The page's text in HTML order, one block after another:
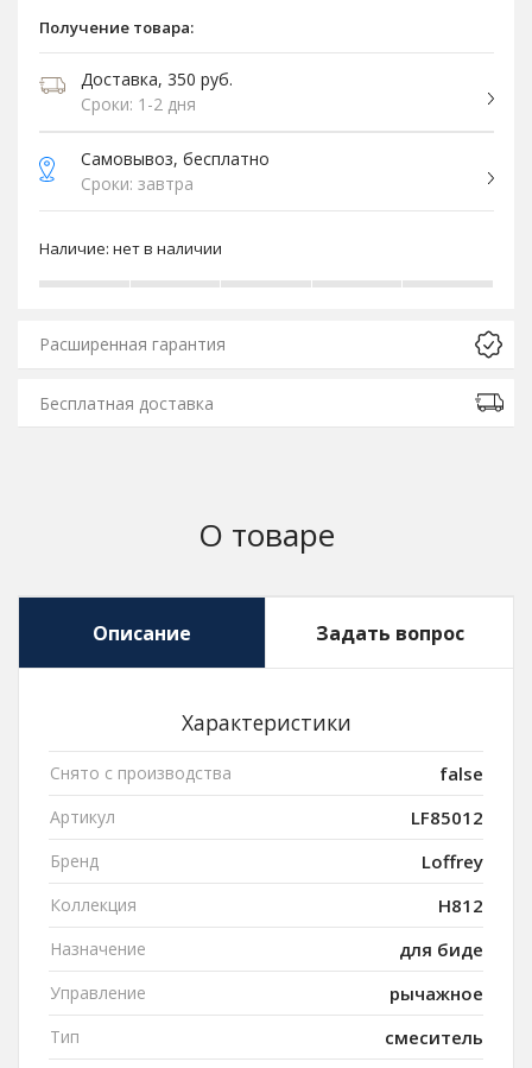
Получение товара:
Доставка, 350 руб.
Сроки: 1-2 дня
Самовывоз, бесплатно
Сроки: завтра
Наличие: нет в наличии
Расширенная гарантия
Бесплатная доставка
О товаре
Описание Задать вопрос
Характеристики
Снято с производства false
Артикул LF85012
Бренд Loffrey
Коллекция H812
Назначение для биде
Управление рычажное
Тип смеситель